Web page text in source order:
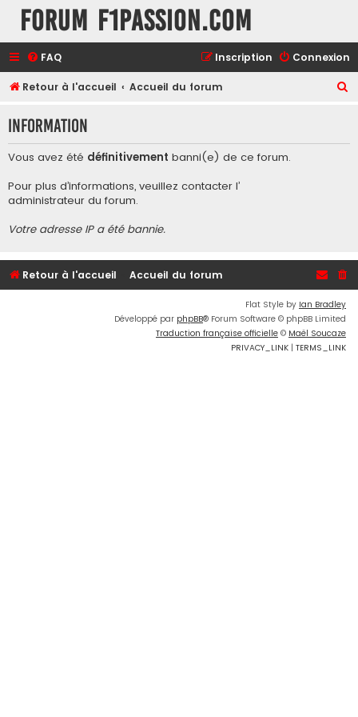
Forum F1Passion.com
FAQ Connexion
Inscription
Retour à l'accueil Accueil du forum
h
Information
Vous avez été définitivement banni(e) de ce forum.
Pour plus d’informations, veuillez contacter l’
administrateur du forum.
Votre adresse IP a été bannie.
Retour à l'accueil Accueil du forum
Flat Style by Ian Bradley
Développé par phpBB® Forum Software © phpBB Limited
Traduction française officielle © Maël Soucaze
PRIVACY_LINK | TERMS_LINK